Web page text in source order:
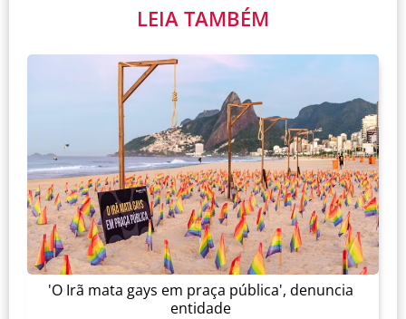
LEIA TAMBÉM
'O Irã mata gays em praça pública', denuncia
entidade